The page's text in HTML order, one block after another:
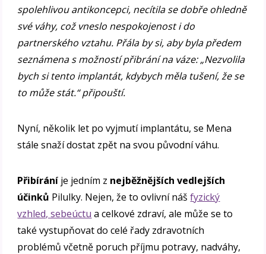
spolehlivou antikoncepci, necítila se dobře ohledně
své váhy, což vneslo nespokojenost i do
partnerského vztahu. Přála by si, aby byla předem
seznámena s možností přibrání na váze: „Nezvolila
bych si tento implantát, kdybych měla tušení, že se
to může stát.“ připouští.
Nyní, několik let po vyjmutí implantátu, se Mena
stále snaží dostat zpět na svou původní váhu.
Přibírání je jedním z nejběžnějších vedlejších
účinků Pilulky. Nejen, že to ovlivní nášfyzický
vzhled, sebeúctu a celkové zdraví, ale může se to
také vystupňovat do celé řady zdravotních
problémů včetně poruch příjmu potravy, nadváhy,